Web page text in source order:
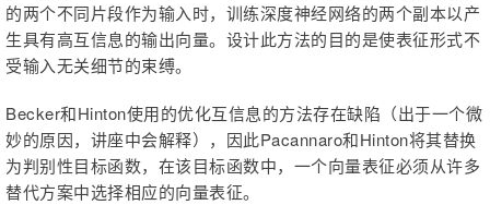
的两个不同片段作为输入时，训练深度神经网络的两个副本以产
生具有高互信息的输出向量。设计此方法的目的是使表征形式不
受输入无关细节的束缚。
Becker和Hinton使用的优化互信息的方法存在缺陷（出于一个微
妙的原因，讲座中会解释），因此Pacannaro和Hinton将其替换
为判别性目标函数，在该目标函数中，一个向量表征必须从许多
替代方案中选择相应的向量表征。